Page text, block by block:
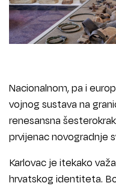
Nacionalnom, pa i
vojnog sustava na
renesansna
prvijenac novogradnje
Karlovac je itekako
hrvatskog identiteta.